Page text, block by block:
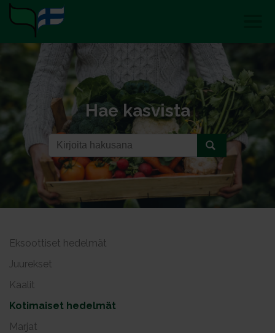
Hae kasvista
Eksoottiset hedelmät
Juurekset
Kaalit
Kotimaiset hedelmät
Marjat